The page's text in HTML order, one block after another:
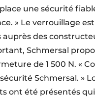
une sécurité
» Le verrouillage
des
Schmersal
de 1 500 N. «
Schmersal. »
ont été présentés